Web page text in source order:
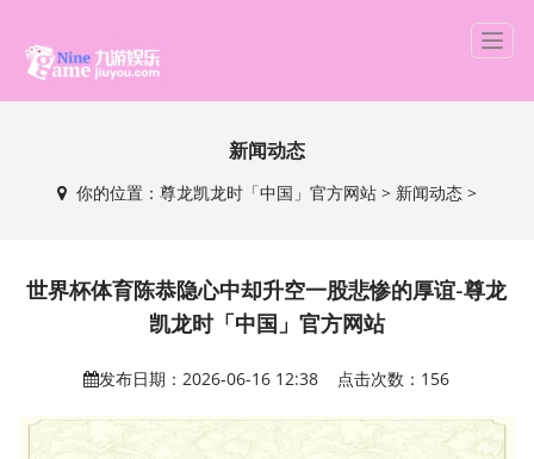
T
g
i
g
o
新闻动态
你的位置： 尊龙凯龙时「中国」官方网站> 新闻动态>
世界杯体育陈恭隐心中却升空一股悲惨的厚谊-尊龙
凯龙时「中国」官方网站
发布日期：2026-06-16 12:38 点击次数：156